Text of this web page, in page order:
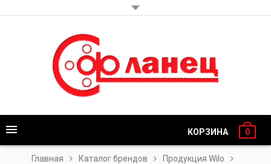
КОРЗИНА 0
Главная Каталог брендов Продукция Wilo